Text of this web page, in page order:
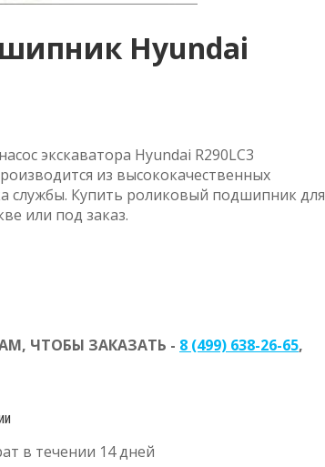
Hyundai
экскаватора Hyundai R290LC3
из высококачественных
службы. Купить роликовый подшипник для
или под заказ.
ЧТОБЫ ЗАКАЗАТЬ - 8 (499) 638-26-65,
в течении 14 дней